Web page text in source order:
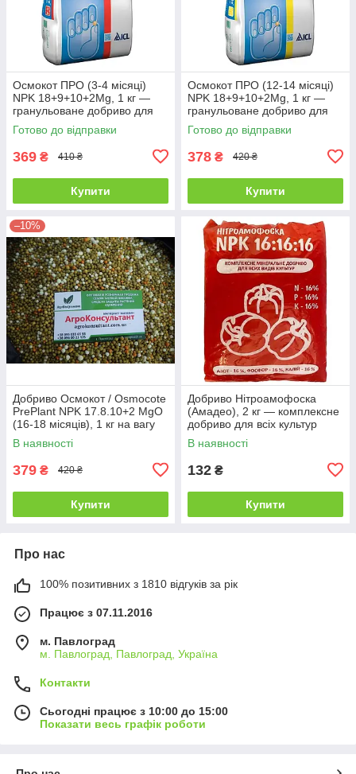
Осмокот ПРО (3-4 місяці)
NPK 18+9+10+2Mg, 1 кг —
гранульоване добриво для
всього періоду росту
Готово до відправки
369 ₴ 410 ₴
Купити
Осмокот ПРО (12-14 місяці)
NPK 18+9+10+2Mg, 1 кг —
гранульоване добриво для
всього періоду росту
пролонгованої дії
Готово до відправки
378 ₴ 420 ₴
Купити
–10%
Добриво Осмокот / Osmocote
PrePlant NPK 17.8.10+2 MgO
(16-18 місяців), 1 кг на вагу
В наявності
379 ₴ 420 ₴
Купити
Добриво Нітроамофоска
(Амадео), 2 кг — комплексне
добриво для всіх культур
В наявності
132 ₴
Купити
Про нас
100% позитивних з 1810 відгуків за рік
Працює з 07.11.2016
м. Павлоград
м. Павлоград, Павлоград, Україна
Контакти
Сьогодні працює з 10:00 до 15:00
Показати весь графік роботи